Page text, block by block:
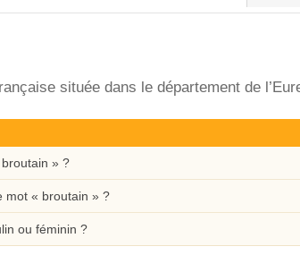
située dans le département de
» ?
mot « broutain » ?
ou féminin ?